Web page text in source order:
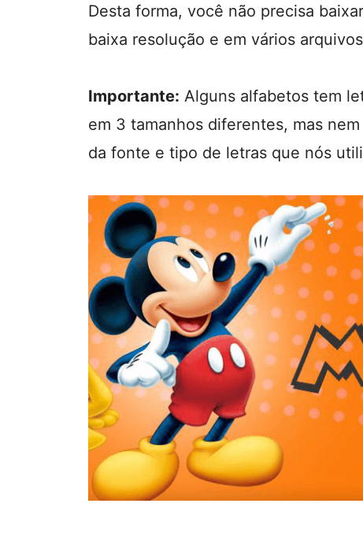
Desta forma, você não precisa
baixa resolução e em vários
Importante: Alguns alfabetos tem
em 3 tamanhos diferentes, mas
da fonte e tipo de letras que nós